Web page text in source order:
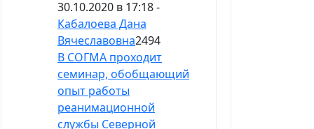
30.10.2020 в 17:18 -
Кабалоева Дана
Вячеславовна2494
В СОГМА проходит
семинар, обобщающий
опыт работы
реанимационной
службы Северной